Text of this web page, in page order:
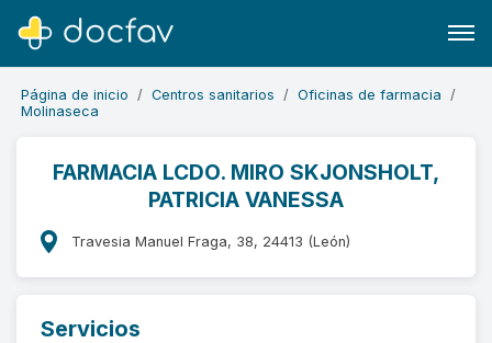
Buscar
Software para clínicas
Soporte
Página de inicio Centros sanitarios
Oficinas de farmacia
Molinaseca
FARMACIA LCDO. MIRO SKJONSHOLT,
PATRICIA VANESSA
Travesia Manuel Fraga, 38, 24413 (León)
Servicios